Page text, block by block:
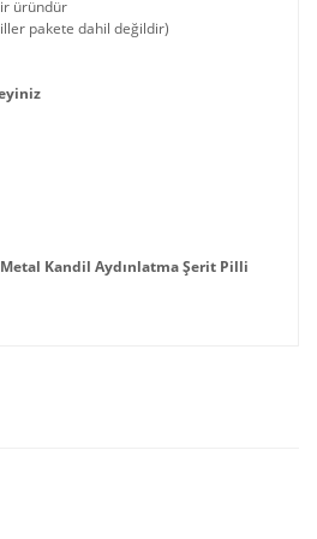
üründür
pakete dahil değildir)
Kandil Aydınlatma Şerit Pilli